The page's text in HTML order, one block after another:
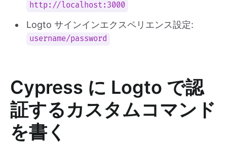
http://localhost:3000
Logto サインインエクスペリエンス設定:
username/password
Cypress に Logto で認
証するカスタムコマンド
を書く